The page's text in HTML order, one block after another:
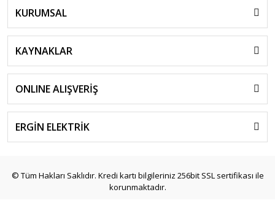
KURUMSAL
KAYNAKLAR
ONLINE ALIŞVERİŞ
ERGİN ELEKTRİK
© Tüm Hakları Saklıdır. Kredi kartı bilgileriniz 256bit SSL sertifikası ile
korunmaktadır.